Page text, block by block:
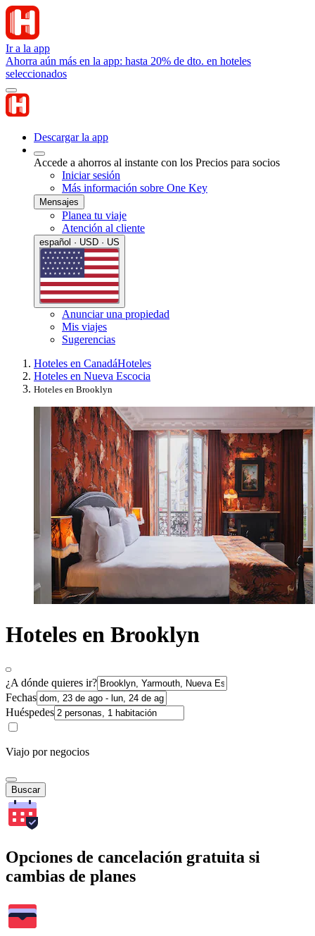
Ir a la app
Ahorra aún más en la app: hasta 20% de dto. en hoteles
seleccionados
Descargar la app
Accede a ahorros al instante con los Precios para socios
Iniciar sesión
Más información sobre One Key
Mensajes
Planea tu viaje
Atención al cliente
español · USD · US
Anunciar una propiedad
Mis viajes
Sugerencias
Hoteles en CanadáHoteles
Hoteles en Nueva Escocia
Hoteles en Brooklyn
Hoteles en Brooklyn
¿A dónde quieres ir?
Fechas
Huéspedes
Viajo por negocios
Buscar
Opciones de cancelación gratuita si
cambias de planes